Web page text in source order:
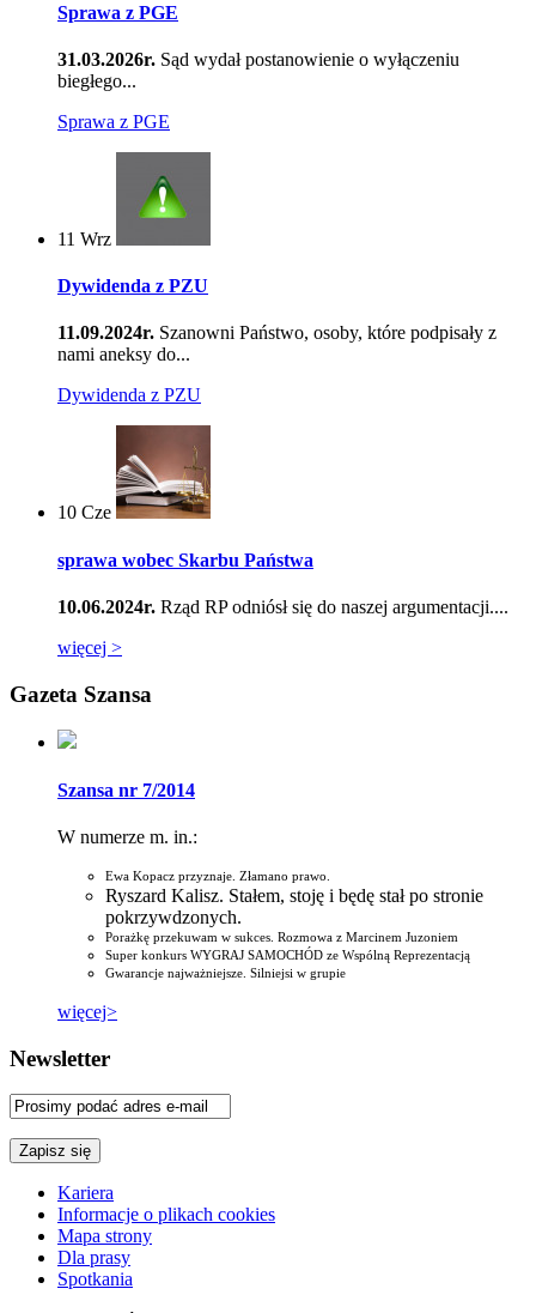
Sprawa z PGE
31.03.2026r. Sąd wydał postanowienie o wyłączeniu
biegłego...
Sprawa z PGE
11 Wrz
Dywidenda z PZU
11.09.2024r. Szanowni Państwo, osoby, które podpisały z
nami aneksy do...
Dywidenda z PZU
10 Cze
sprawa wobec Skarbu Państwa
10.06.2024r. Rząd RP odniósł się do naszej argumentacji....
więcej >
Gazeta Szansa
Szansa nr 7/2014
W numerze m. in.:
Ewa Kopacz przyznaje. Złamano prawo.
Ryszard Kalisz. Stałem, stoję i będę stał po stronie
pokrzywdzonych.
Porażkę przekuwam w sukces. Rozmowa z Marcinem Juzoniem
Super konkurs WYGRAJ SAMOCHÓD ze Wspólną Reprezentacją
Gwarancje najważniejsze. Silniejsi w grupie
więcej>
Newsletter
Kariera
Informacje o plikach cookies
Mapa strony
Dla prasy
Spotkania